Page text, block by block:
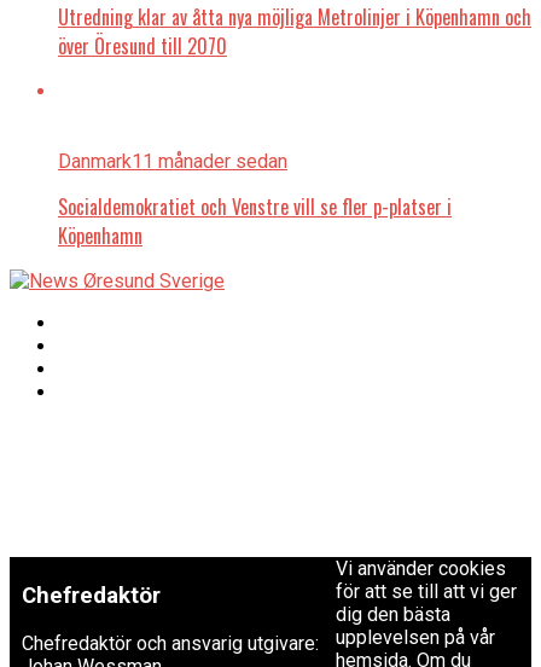
Utredning klar av åtta nya möjliga Metrolinjer i Köpenhamn och
över Öresund till 2070
Danmark11 månader sedan
Socialdemokratiet och Venstre vill se fler p-platser i
Köpenhamn
Chefredaktör
Chefredaktör och ansvarig utgivare:
Vi använder cookies
för att se till att vi ger
dig den bästa
upplevelsen på vår
hemsida. Om du